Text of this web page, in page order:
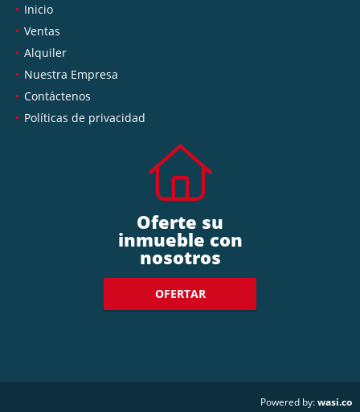
Inicio
Ventas
Alquiler
Nuestra Empresa
Contáctenos
Políticas de privacidad
Oferte su
inmueble con
nosotros
OFERTAR
Powered by:wasi.co